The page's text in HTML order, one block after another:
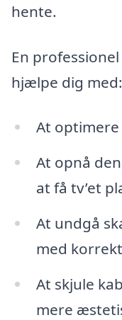
hente.
En
hjælpe dig med:
At
At opnå
at få tv’et
At undgå
med
At skjule
mere